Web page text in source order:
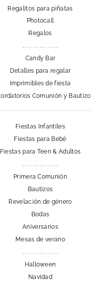
Regalitos para piñatas
Photocall
Regalos
. . . . . . . . . . . . .
Candy Bar
Detalles para regalar
Imprimibles de fiesta
Comunión y Bautizo
Fiestas Infantiles
Fiestas para Bebé
Fiestas para Teen & Adultos
. . . . . . . . . . . . .
Primera Comunión
Bautizos
Revelación de género
Bodas
Aniversarios
Mesas de verano
. . . . . . . . . . . . .
Halloween
Navidad